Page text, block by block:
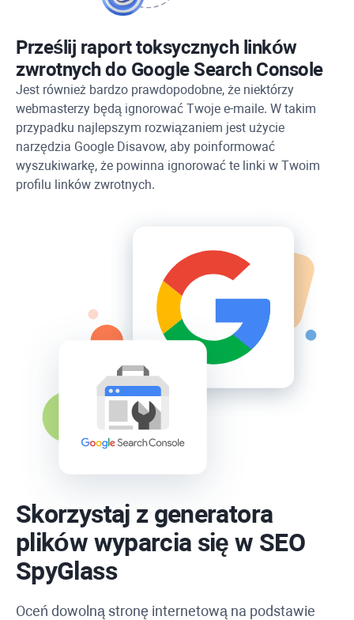
Prześlij raport toksycznych linków
zwrotnych do Google Search Console
Jest również bardzo prawdopodobne, że niektórzy
webmasterzy będą ignorować Twoje e-maile. W takim
przypadku najlepszym rozwiązaniem jest użycie
narzędzia Google Disavow, aby poinformować
wyszukiwarkę, że powinna ignorować te linki w Twoim
profilu linków zwrotnych.
Skorzystaj z generatora
plików wyparcia się w SEO
SpyGlass
Oceń dowolną stronę internetową na podstawie